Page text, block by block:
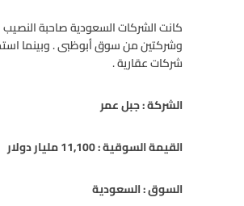
شركات عقارية .
الشركة : جبل عمر
القيمة السوقية :11,100مليار دولار
السوق : السعودية